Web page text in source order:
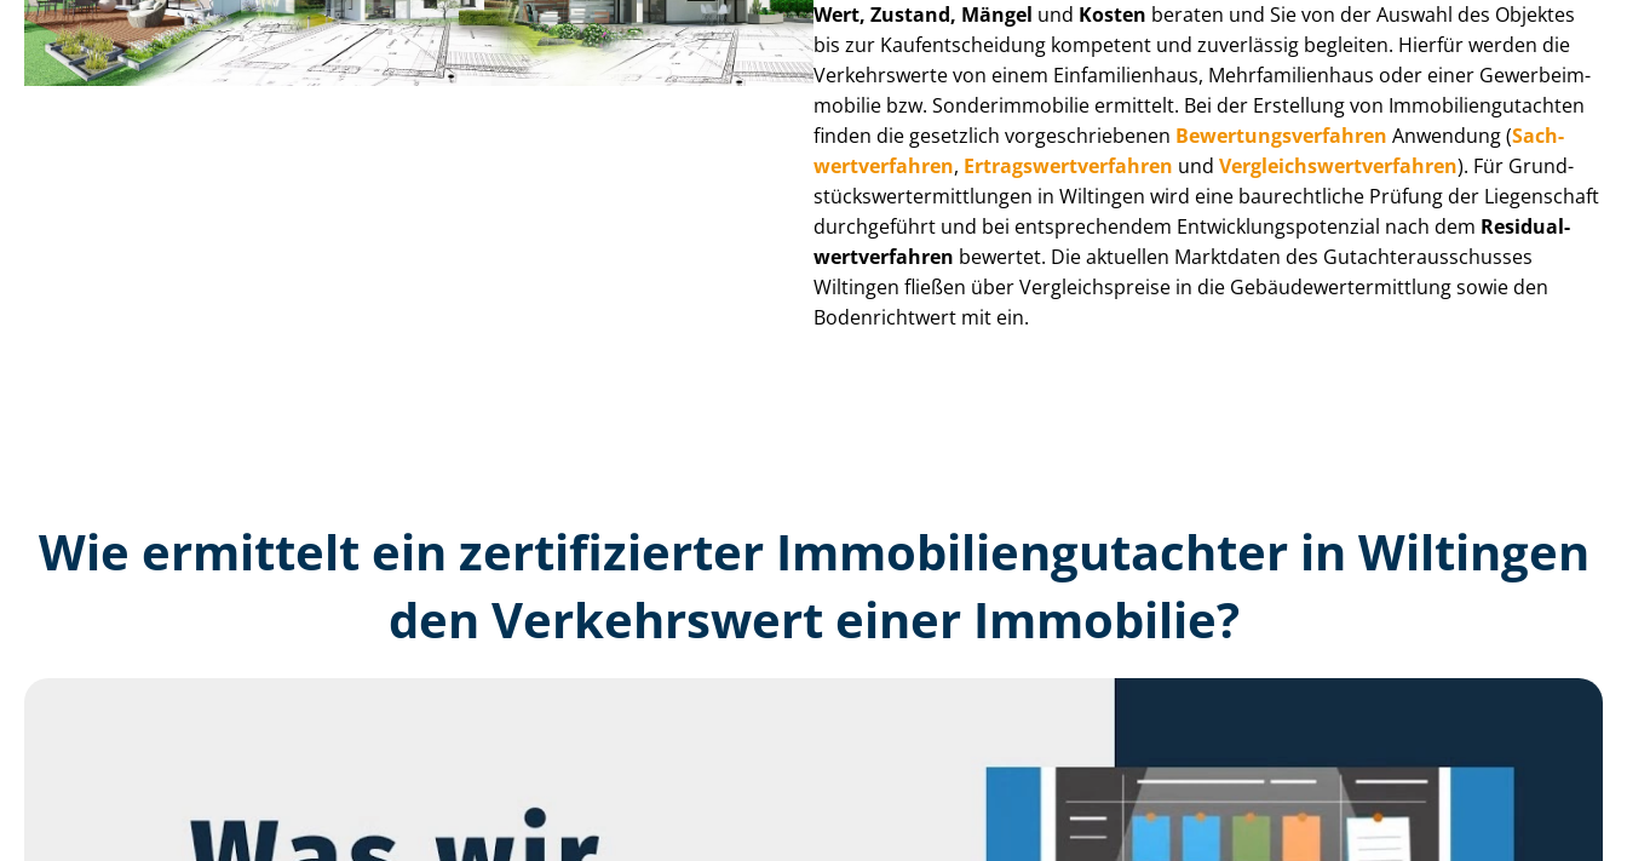
Wert, Zustand, Mängel und Kosten beraten und Sie von der Auswahl des Objektes
bis zur Kauf­ent­schei­dung kompetent und zuverlässig begleiten. Hierfür werden die
Verkehrswerte von einem Einfamilienhaus, Mehr­fa­mi­li­en­haus oder einer Ge­wer­be­im­
mo­bi­lie bzw. Sonderimmobilie ermittelt. Bei der Erstellung von Im­mo­bi­li­en­gut­ach­ten
finden die gesetzlich vor­ge­schrie­be­nen Be­wer­tungs­ver­fah­ren Anwendung (Sach­
wert­ver­fah­ren, Er­trags­wert­ver­fah­ren und Ver­gleichs­wert­ver­fah­ren). Für Grund­
stücks­wert­ermitt­lun­gen in Wiltingen wird eine baurechtliche Prüfung der Liegenschaft
durchgeführt und bei entsprechendem Ent­wick­lungs­po­ten­zi­al nach dem Re­si­du­al­
wert­ver­fah­ren bewertet. Die aktuellen Marktdaten des Gut­ach­ter­aus­schus­ses
Wiltingen fließen über Ver­gleichs­prei­se in die Ge­bäu­de­wert­ermitt­lung sowie den
Bodenrichtwert mit ein.
Wie ermittelt ein zertifizierter Immobilien­gutachter in Wiltingen
den Verkehrswert einer Immobilie?